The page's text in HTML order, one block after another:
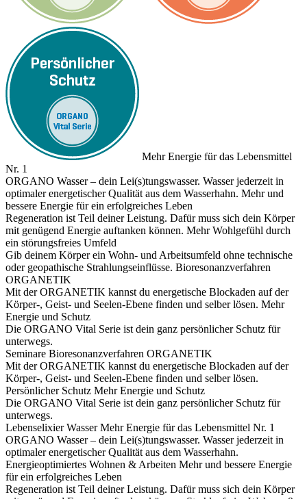
Mehr Energie für das Lebensmittel
Nr. 1
ORGANO Wasser – dein Lei(s)tungswasser. Wasser jederzeit in
optimaler energetischer Qualität aus dem Wasserhahn. Mehr und
bessere Energie für ein erfolgreiches Leben
Regeneration ist Teil deiner Leistung. Dafür muss sich dein Körper
mit genügend Energie auftanken können. Mehr Wohlgefühl durch
ein störungsfreies Umfeld
Gib deinem Körper ein Wohn- und Arbeitsumfeld ohne technische
oder geopathische Strahlungseinflüsse. Bioresonanzverfahren
ORGANETIK
Mit der ORGANETIK kannst du energetische Blockaden auf der
Körper-, Geist- und Seelen-Ebene finden und selber lösen. Mehr
Energie und Schutz
Die ORGANO Vital Serie ist dein ganz persönlicher Schutz für
unterwegs.
Seminare Bioresonanzverfahren ORGANETIK
Mit der ORGANETIK kannst du energetische Blockaden auf der
Körper-, Geist- und Seelen-Ebene finden und selber lösen.
Persönlicher Schutz Mehr Energie und Schutz
Die ORGANO Vital Serie ist dein ganz persönlicher Schutz für
unterwegs.
Lebenselixier Wasser Mehr Energie für das Lebensmittel Nr. 1
ORGANO Wasser – dein Lei(s)tungswasser. Wasser jederzeit in
optimaler energetischer Qualität aus dem Wasserhahn.
Energieoptimiertes Wohnen & Arbeiten Mehr und bessere Energie
für ein erfolgreiches Leben
Regeneration ist Teil deiner Leistung. Dafür muss sich dein Körper